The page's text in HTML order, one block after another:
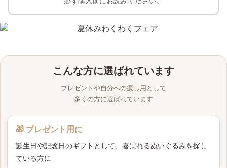
こんな方に選ばれています
プレゼントや自分への癒し用として
多くの方に選ばれています
🎁 プレゼント用に
誕生日や記念日のギフトとして、喜ばれるぬいぐるみを探し
ている方に